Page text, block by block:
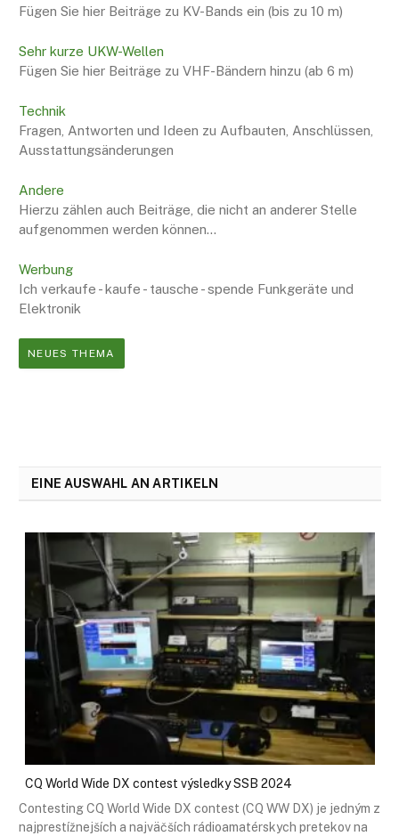
Fügen Sie hier Beiträge zu KV-Bands ein (bis zu 10 m)
Sehr kurze UKW-Wellen
Fügen Sie hier Beiträge zu VHF-Bändern hinzu (ab 6 m)
Technik
Fragen, Antworten und Ideen zu Aufbauten, Anschlüssen,
Ausstattungsänderungen
Andere
Hierzu zählen auch Beiträge, die nicht an anderer Stelle
aufgenommen werden können...
Werbung
Ich verkaufe - kaufe - tausche - spende Funkgeräte und
Elektronik
NEUES THEMA
EINE AUSWAHL AN ARTIKELN
CQ World Wide DX contest výsledky SSB 2024
Contesting CQ World Wide DX contest (CQ WW DX) je jedným z
najprestížnejších a najväčších rádioamatérskych pretekov na